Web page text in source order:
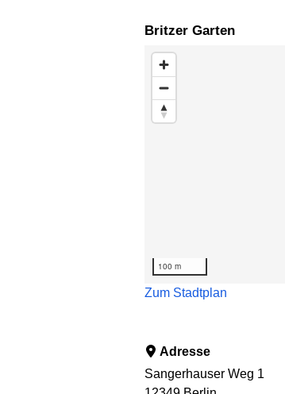
Britzer Garten
Karte überspringen
100 m
Zum Stadtplan
Adresse
Sangerhauser Weg 1